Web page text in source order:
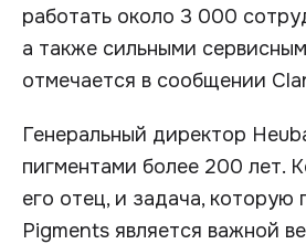
работать около 3 000
а также сильными
отмечается в сообщении
Генеральный директор
пигментами более 200 лет.
его отец, и задача,
Pigments является важной